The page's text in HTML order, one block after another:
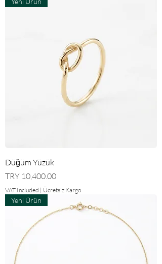
Düğüm Yüzük
Price
TRY 10,400.00
VAT Included | Ücretsiz Kargo
Yeni Ürün